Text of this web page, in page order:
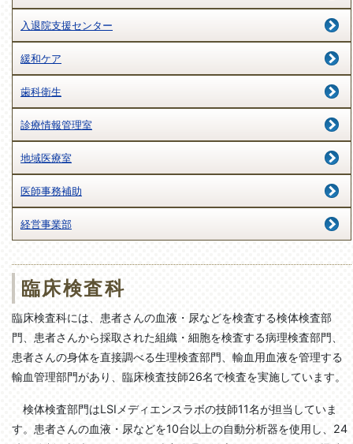
入退院支援センター
緩和ケア
歯科衛生
診療情報管理室
地域医療室
医師事務補助
経営事業部
臨床検査科
臨床検査科には、患者さんの血液・尿などを検査する検体検査部
門、患者さんから採取された組織・細胞を検査する病理検査部門、
患者さんの身体を直接調べる生理検査部門、輸血用血液を管理する
輸血管理部門があり、臨床検査技師26名で検査を実施しています。
検体検査部門はLSIメディエンスラボの技師11名が担当していま
す。患者さんの血液・尿などを10台以上の自動分析器を使用し、24